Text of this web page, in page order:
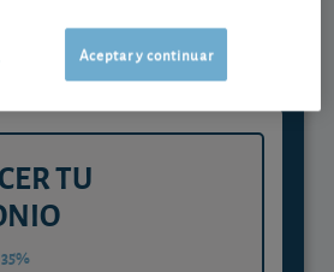
TU
Aceptar y continuar